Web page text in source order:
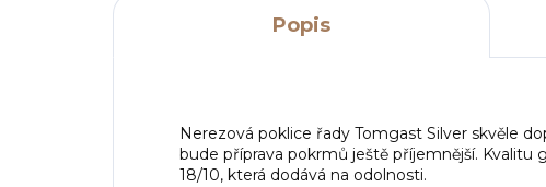
Popis
Nerezová poklice řady Tomgast Silver skvěle
bude příprava pokrmů ještě příjemnější. Kvalitu
18/10, která dodává na odolnosti.